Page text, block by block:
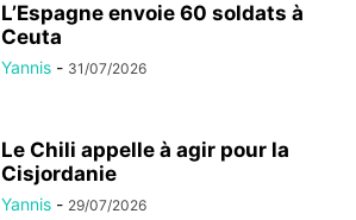
L’Espagne envoie 60 soldats à
Ceuta
Yannis - 31/07/2026
Le Chili appelle à agir pour la
Cisjordanie
Yannis - 29/07/2026